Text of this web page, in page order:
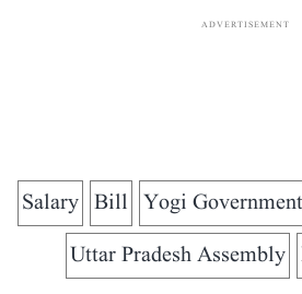
ADVERTISEMENT
Yogi Government
Bill
Salary
Uttar Pradesh Assembly